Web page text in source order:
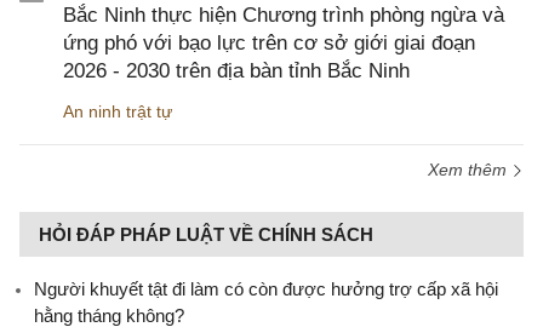
Bắc Ninh thực hiện Chương trình phòng ngừa và
ứng phó với bạo lực trên cơ sở giới giai đoạn
2026 - 2030 trên địa bàn tỉnh Bắc Ninh
An ninh trật tự
Xem thêm
HỎI ĐÁP PHÁP LUẬT VỀ CHÍNH SÁCH
Người khuyết tật đi làm có còn được hưởng trợ cấp xã hội
hằng tháng không?